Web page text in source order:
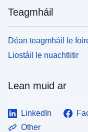
Teagmháil
Déan teagmháil le
Liostáil le nuachtlitir
Lean muid ar
LinkedIn
Other